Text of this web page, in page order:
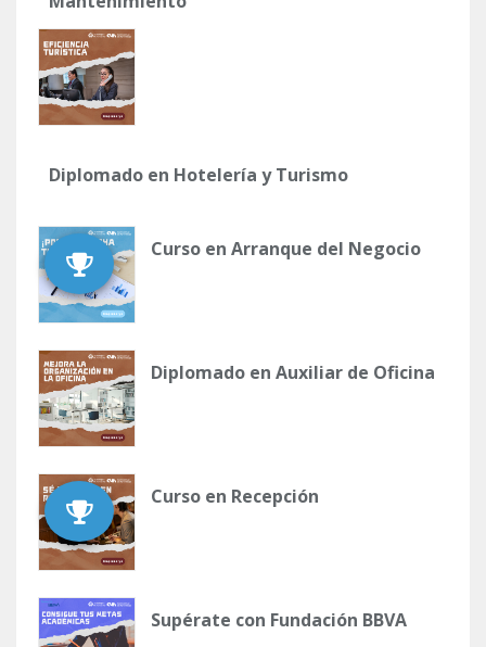
Diplomado en Hotelería y Turismo
Curso en Arranque del Negocio
Diplomado en Auxiliar de Oficina
Curso en Recepción
Supérate con Fundación BBVA